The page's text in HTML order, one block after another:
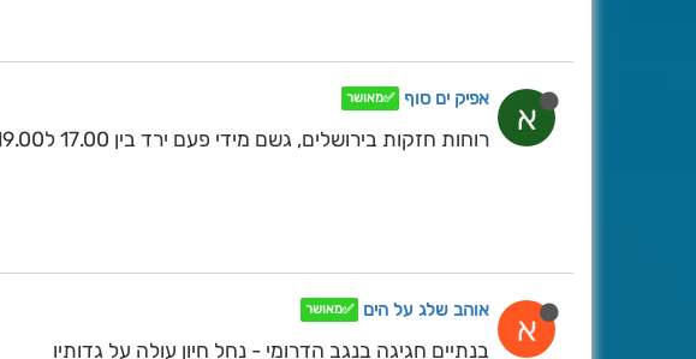
א אפיק ים סוף ✅מאושר
רוחות חזקות בירושלים, גשם מידי פעם ירד בין 17.00 ל19.00
א אוהב שלג על הים ✅מאושר
בנתיים חגיגה בנגב הדרומי - נחל חיון עולה על גדותיו